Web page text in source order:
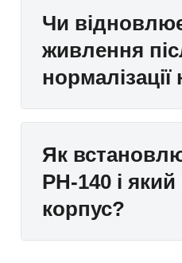
Чи
живлення
нормалізації
Як
РН-140 і
корпус?